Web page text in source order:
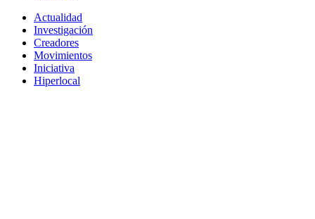
Actualidad
Investigación
Creadores
Movimientos
Iniciativa
Hiperlocal